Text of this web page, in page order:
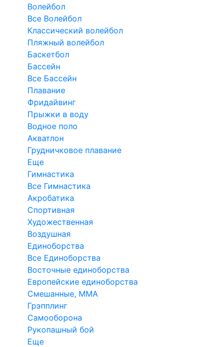
Волейбол
Все Волейбол
Классический волейбол
Пляжный волейбол
Баскетбол
Бассейн
Все Бассейн
Плавание
Фридайвинг
Прыжки в воду
Водное поло
Акватлон
Грудничковое плавание
Еще
Гимнастика
Все Гимнастика
Акробатика
Спортивная
Художественная
Воздушная
Единоборства
Все Единоборства
Восточные единоборства
Европейские единоборства
Смешанные, ММА
Грэпплинг
Самооборона
Рукопашный бой
Еще